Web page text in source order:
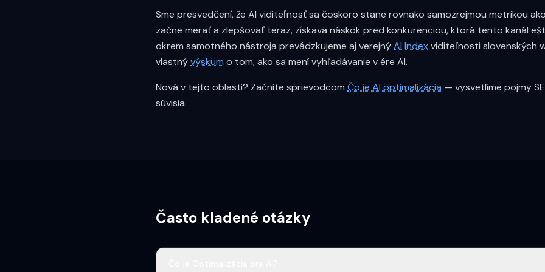
Sme presvedčení, že AI viditeľnosť sa čoskoro stane rovnako samozrejmou metrikou
začne merať a zlepšovať teraz, získava náskok pred konkurenciou, ktorá tento kanál
okrem samotného nástroja prevádzkujeme aj verejnýAI Indexviditeľnosti slovenských
vlastnývýskum o tom, ako sa mení vyhľadávanie v ére AI.
Nová v tejto oblasti? Začnite sprievodcom Čo je AI optimalizácia — vysvetlíme pojmy
súvisia.
Často kladené otázky